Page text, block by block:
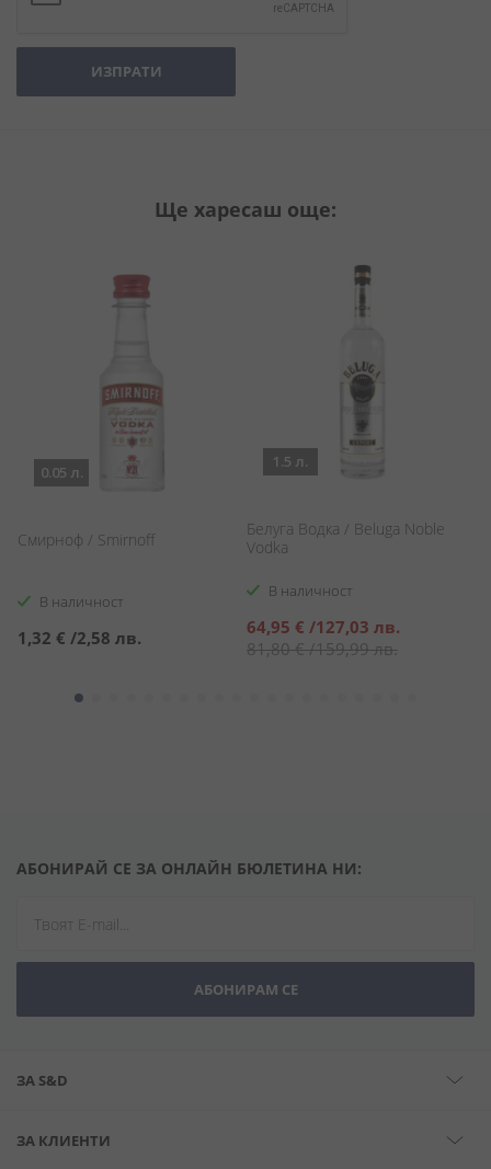
ИЗПРАТИ
Ще харесаш още:
0.05 л.
Смирноф / Smirnoff
В наличност
1,32 € /2,58 лв.
1.5 л.
Белуга Водка / Beluga Noble
Vodka
В наличност
Специална
цена
64,95 € /127,03 лв.
81,80 €/159,99 лв.
АБОНИРАЙ СЕ ЗА ОНЛАЙН БЮЛЕТИНА НИ:
АБОНИРАМ СЕ
ЗА S&D
ЗА КЛИЕНТИ